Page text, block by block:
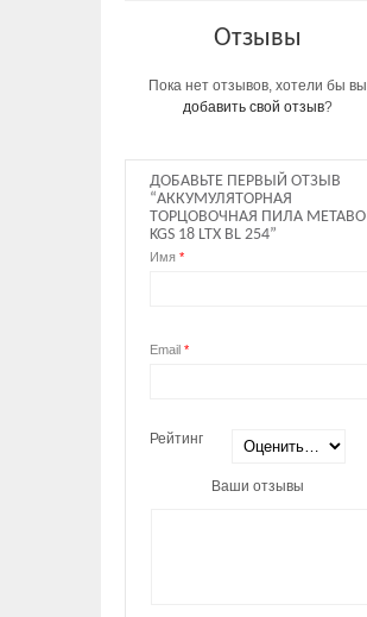
Отзывы
Пока нет отзывов, хотели бы вы
добавить свой отзыв?
ДОБАВЬТЕ ПЕРВЫЙ ОТЗЫВ
“АККУМУЛЯТОРНАЯ
ТОРЦОВОЧНАЯ ПИЛА METABO
KGS 18 LTX BL 254”
Имя *
Email *
Рейтинг
Ваши отзывы